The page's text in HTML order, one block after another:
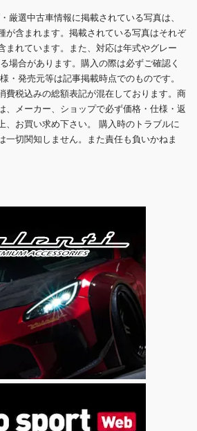
厳選中古車情報に掲載されている写真は、
が含まれます。掲載されている写真はそれぞ
まれています。また、対応は年式やグレー
場合があります。購入の際は必ずご確認く
・発売元等は記事掲載時点でのものです。
費税込みの総額表記が混在しております。商
、メーカー、ショップで必ず価格・仕様・返
、お買い求め下さい。 購入時のトラブルに
一切関知しません。また責任も負いかねま